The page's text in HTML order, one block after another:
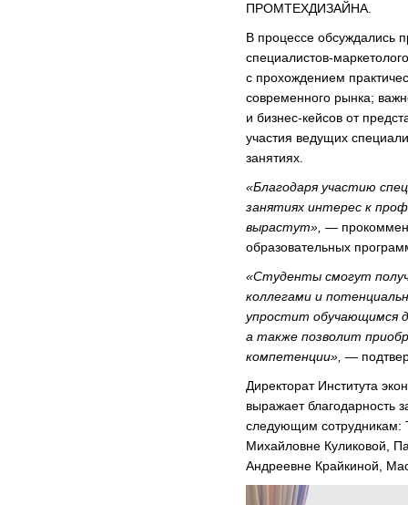
ПРОМТЕХДИЗАЙНА.
В процессе обсуждались
специалистов-
с прохождением
современного рынка;
и бизнес-кейсов от
участия ведущих
занятиях.
«Благодаря участию
занятиях интерес к
вырастут», —
образовательных
«Студенты смогут
коллегами и
упростит обучающимся
а также позволит
компетенции», —
Директорат Института
выражает благодарность
следующим сотрудникам:
Михайловне Куликовой,
Андреевне Крайкиной,